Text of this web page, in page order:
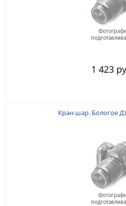
1 423
Кран шар. Бологое